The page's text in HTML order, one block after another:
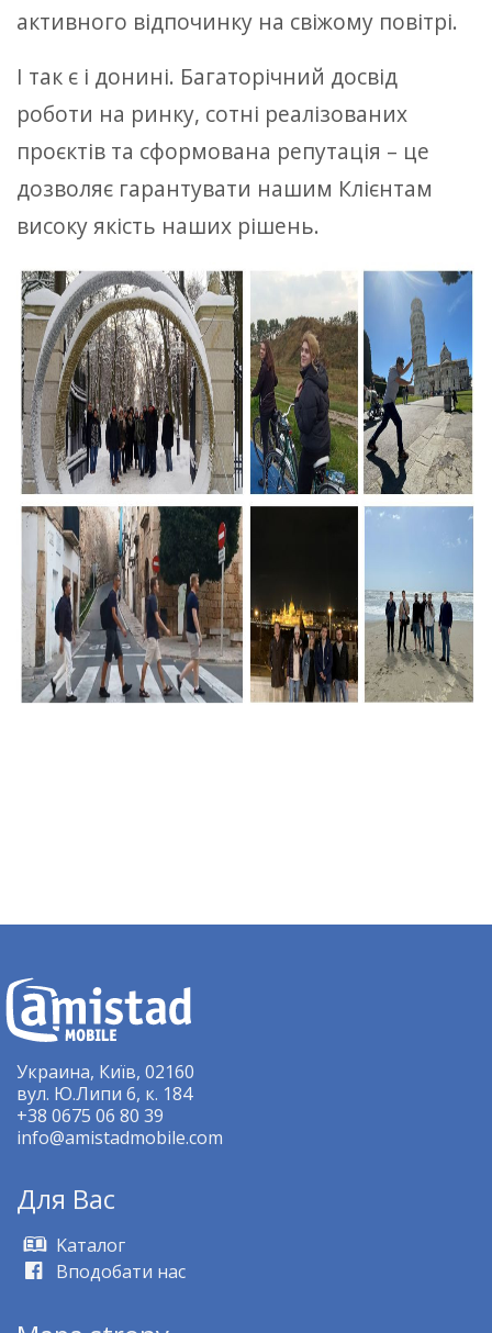
активного відпочинку на свіжому повітрі.
І так є і донині. Багаторічний досвід
роботи на ринку, сотні реалізованих
проєктів та сформована репутація – це
дозволяє гарантувати нашим Клієнтам
високу якість наших рішень.
Украина, Київ, 02160
вул. Ю.Липи 6, к. 184
+38 0675 06 80 39
info@amistadmobile.com
Для Bас
Kаталог
Вподобати нас